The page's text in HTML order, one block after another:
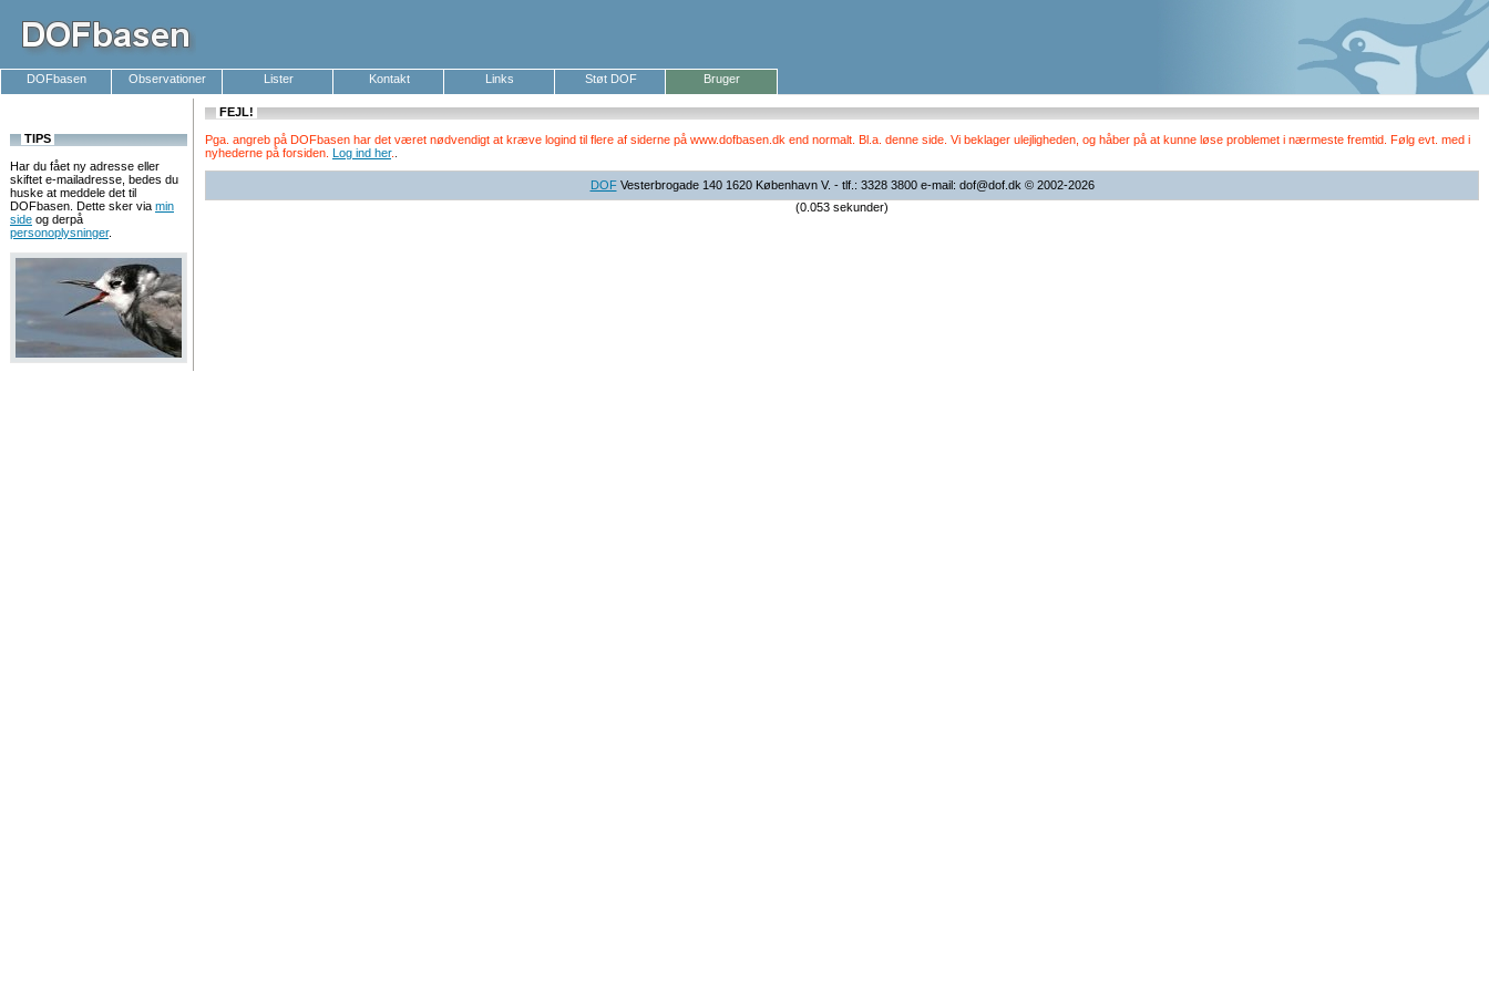
DOFbasen Observationer Lister Kontakt Links Støt DOF Bruger
TIPS
Har du fået ny adresse eller
skiftet e-mailadresse, bedes du
huske at meddele det til
DOFbasen. Dette sker via min
side og derpå
personoplysninger.
FEJL!
Pga. angreb på DOFbasen har det været nødvendigt at kræve logind til flere af siderne på www.dofbasen.dk end normalt. Bl.a. denne side. Vi beklager ulejligheden, og håber på at kunne løse problemet i nærmeste fremtid. Følg evt. med i
nyhederne på forsiden. Log ind her.
DOFVesterbrogade 140 1620 København V. - tlf.: 3328 3800 e-mail: dof@dof.dk © 2002-2026
(0.053 sekunder)